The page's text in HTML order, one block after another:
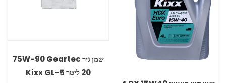
20 ליטר GL-5 ‏Kixx